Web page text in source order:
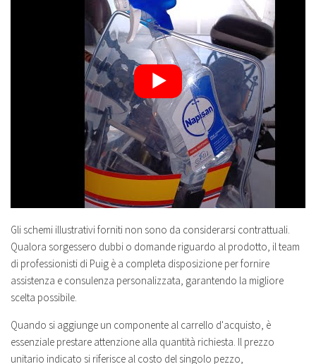
Gli schemi illustrativi forniti non sono da considerarsi contrattuali.
Qualora sorgessero dubbi o domande riguardo al prodotto, il team
di professionisti di Puig è a completa disposizione per fornire
assistenza e consulenza personalizzata, garantendo la migliore
scelta possibile.
Quando si aggiunge un componente al carrello d'acquisto, è
essenziale prestare attenzione alla quantità richiesta. Il prezzo
unitario indicato si riferisce al costo del singolo pezzo,